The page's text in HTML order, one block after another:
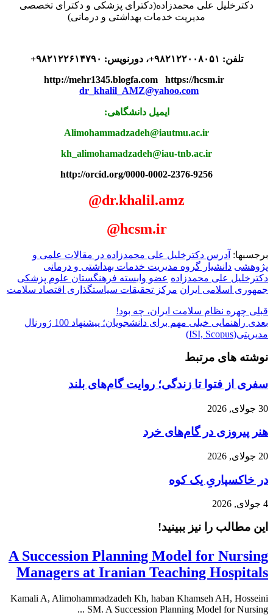
دکترخلیل علی محمدزاده(دکترای پزشکی و دکترای تخصصی
مدیریت خدمات بهداشتی و درمانی)
تلفن: ۹۸۲۱۲۲۰۰۸۰۵۱+، دورنویس: ۹۸۲۱۲۲۶۱۴۷۹۰+
http://mehr1345.blogfa.com https://hcsm.ir
dr_khalil_AMZ@yahoo.com
:ایمیل دانشگاهی
Alimohammadzadeh@iautmu.ac.ir
kh_alimohamadzadeh@iau-tnb.ac.ir
http://orcid.org/0000-0002-2376-9256
@dr.khalil.amz
@hcsm.ir
برجسبها: آدرس دکترخلیل علی محمدزاده در مقالات علمی و
پژوهشی دانشیار گروه مدیریت خدمات بهداشتی و درمانی
دکترخلیل علی محمدزاده عضو وابسته فرهنگستان علوم پزشکی
جمهوری اسلامی ایران مرکز تحقیقات سیاستگذاری اقتصاد سلامت
قبلی چهره نظام سلامت ایران، چه بود!
بعدی
راهنمایی خیلی مهم برای دانشجویان؛ پیشنهاد 100 ژورنال
مدیریتی(ISI, Scopus)
نوشته های مرتبط
سفری از فتوا تا زندگی؛ روایت گام‌های بلند
30 جولای, 2026
هنر پیروزی در گام‌های خرد
20 جولای, 2026
در خاکسپاریِ یک کوه
4 جولای, 2026
این مطالب را نیز ببینید!
A Succession Planning Model for Nursing
Managers at Iranian Teaching Hospitals
Kamali A, Alimohammadzadeh Kh, haban Khamseh AH, Hosseini
SM. A Succession Planning Model for Nursing ...